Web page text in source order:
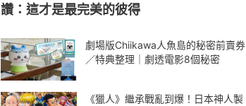
讚：這才是最完美的彼得
劇場版Chiikawa人魚島的秘密前賣券
／特典整理｜劇透電影8個秘密
《獵人》繼承戰亂到爆！日本神人製